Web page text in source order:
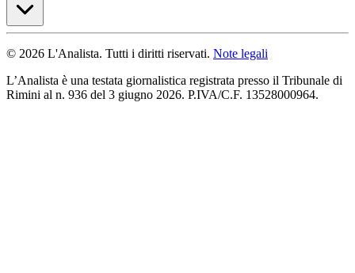
© 2026 L'Analista. Tutti i diritti riservati. Note legali
L’Analista è una testata giornalistica registrata presso il Tribunale di
Rimini al n. 936 del 3 giugno 2026. P.IVA/C.F. 13528000964.